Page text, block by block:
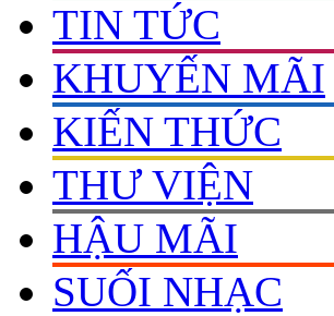
TIN TỨC
KHUYẾN MÃI
KIẾN THỨC
THƯ VIỆN
HẬU MÃI
SUỐI NHẠC